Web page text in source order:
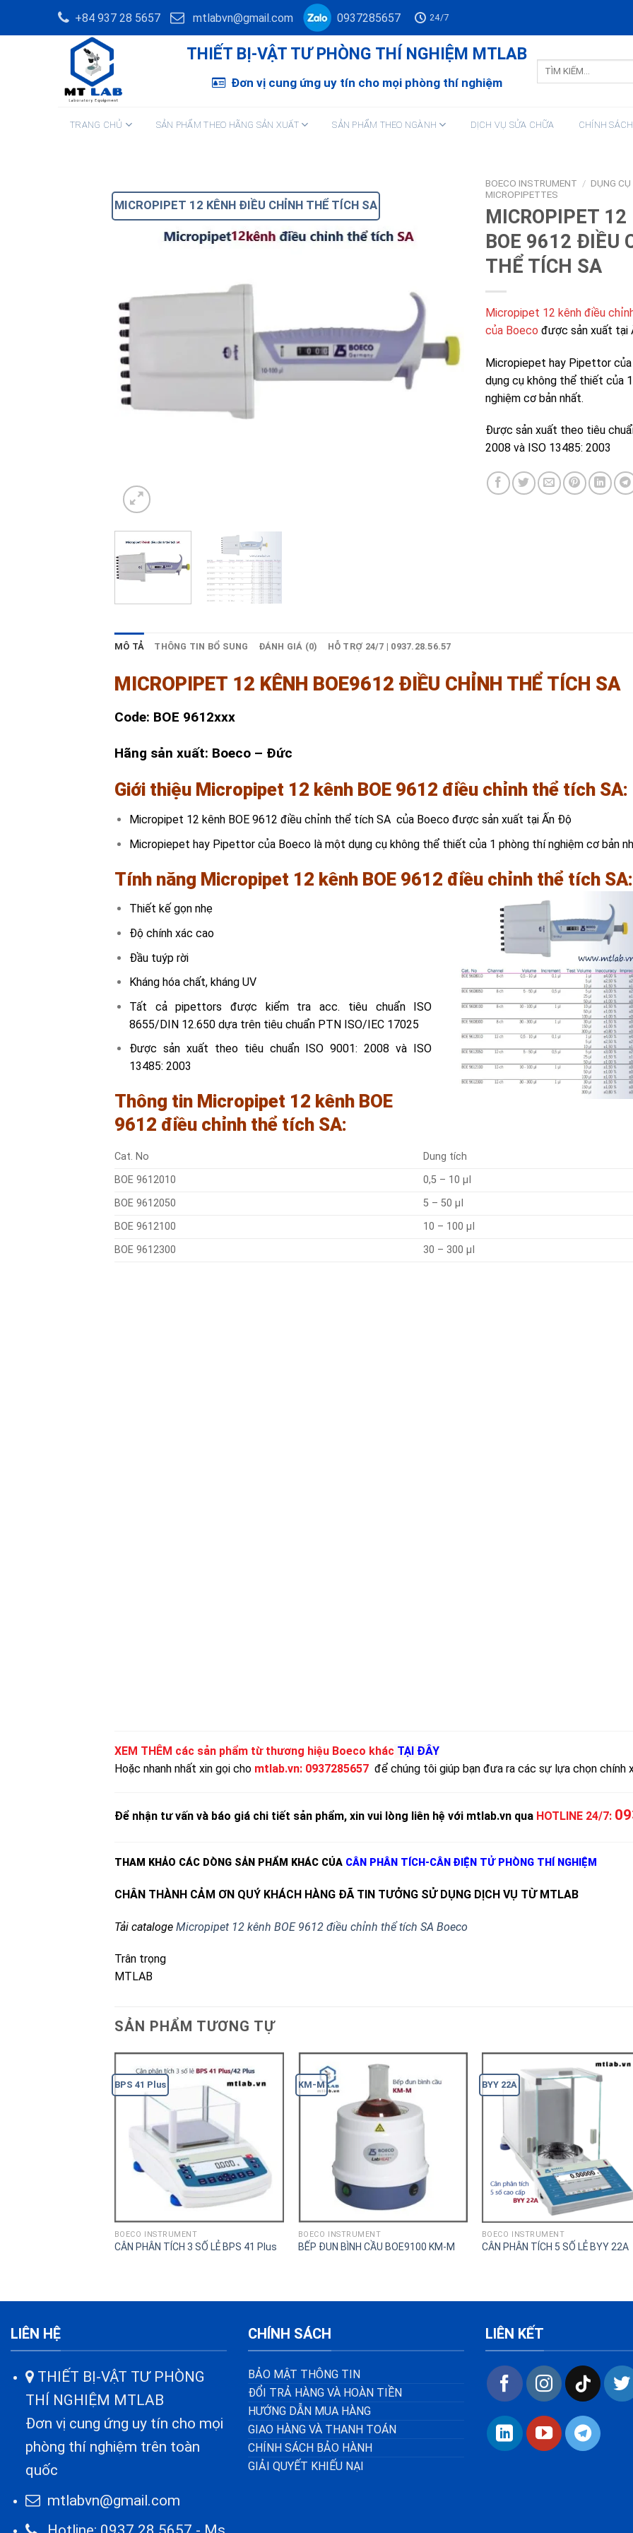
+84 937 28 5657 mtlabvn@gmail.com 0937285657 24/7
THIẾT BỊ-VẬT TƯ PHÒNG THÍ NGHIỆM MTLAB
Đơn vị cung ứng uy tín cho mọi phòng thí nghiệm
Tìm
TRANG CHỦ SẢN PHẨM THEO HÃNG SẢN XUẤT SẢN PHẨM THEO NGÀNH DỊCH VỤ SỬA CHỮA CHÍNH SÁCH
MICROPIPET 12 KÊNH ĐIỀU CHỈNH THỂ TÍCH SA
BOECO INSTRUMENT / DỤNG
MICROPIPETTES
MICROPIPET 12
BOE 9612 ĐIỀU
THỂ TÍCH SA
Micropipet 12 kênh điều
của Boeco được sản xuất tại
Micropiepet hay Pipettor
dụng cụ không thể thiết của
nghiệm cơ bản nhất.
Được sản xuất theo tiêu
2008 và ISO 13485: 2003
MÔ TẢ THÔNG TIN BỔ SUNG ĐÁNH GIÁ (0) HỖ TRỢ 24/7 | 0937.28.56.57
MICROPIPET 12 KÊNH BOE9612 ĐIỀU CHỈNH THỂ TÍCH SA
Code: BOE 9612xxx
Hãng sản xuất: Boeco – Đức
Giới thiệu Micropipet 12 kênh BOE 9612 điều chỉnh thể tích SA:
Micropipet 12 kênh BOE 9612 điều chỉnh thể tích SA của Boeco được sản xuất tại Ấn Độ
Micropiepet hay Pipettor của Boeco là một dụng cụ không thể thiết của 1 phòng thí nghiệm cơ bản
Tính năng Micropipet 12 kênh BOE 9612 điều chỉnh thể tích SA:
Thiết kế gọn nhẹ
Độ chính xác cao
Đầu tuýp rời
Kháng hóa chất, kháng UV
Tất cả pipettors được kiểm tra acc. tiêu chuẩn ISO
8655/DIN 12.650 dựa trên tiêu chuẩn PTN ISO/IEC 17025
Được sản xuất theo tiêu chuẩn ISO 9001: 2008 và ISO
13485: 2003
Thông tin Micropipet 12 kênh BOE
9612 điều chỉnh thể tích SA:
Cat. No
Dung tích
BOE 9612010
0,5 – 10 µI
BOE 9612050
5 – 50 µI
BOE 9612100
10 – 100 µI
BOE 9612300
30 – 300 µI
XEM THÊM các sản phẩm từ thương hiệu Boeco khác TẠI ĐÂY
Hoặc nhanh nhất xin gọi cho mtlab.vn: 0937285657 để chúng tôi giúp bạn đưa ra các sự lựa chọn chính
Để nhận tư vấn và báo giá chi tiết sản phẩm, xin vui lòng liên hệ với mtlab.vn qua HOTLINE 24/7:
THAM KHẢO CÁC DÒNG SẢN PHẨM KHÁC CỦA CÂN PHÂN TÍCH-CÂN ĐIỆN TỬ PHÒNG THÍ NGHIỆM
CHÂN THÀNH CẢM ƠN QUÝ KHÁCH HÀNG ĐÃ TIN TƯỞNG SỬ DỤNG DỊCH VỤ TỪ MTLAB
Tải cataloge Micropipet 12 kênh BOE 9612 điều chỉnh thể tích SA Boeco
Trân trọng
MTLAB
SẢN PHẨM TƯƠNG TỰ
BPS 41 Plus
BOECO INSTRUMENT
CÂN PHÂN TÍCH 3 SỐ LẺ BPS 41 Plus
KM-M
BOECO INSTRUMENT
BẾP ĐUN BÌNH CẦU BOE9100 KM-M
BYY 22A
BOECO INSTRUMENT
CÂN PHÂN TÍCH 5 SỐ LẺ BYY 22A
LIÊN HỆ
THIẾT BỊ-VẬT TƯ PHÒNG
THÍ NGHIỆM MTLAB
Đơn vị cung ứng uy tín cho mọi
phòng thí nghiệm trên toàn
quốc
mtlabvn@gmail.com
CHÍNH SÁCH
BẢO MẬT THÔNG TIN
ĐỔI TRẢ HÀNG VÀ HOÀN TIỀN
HƯỚNG DẪN MUA HÀNG
GIAO HÀNG VÀ THANH TOÁN
CHÍNH SÁCH BẢO HÀNH
GIẢI QUYẾT KHIẾU NẠI
LIÊN KẾT